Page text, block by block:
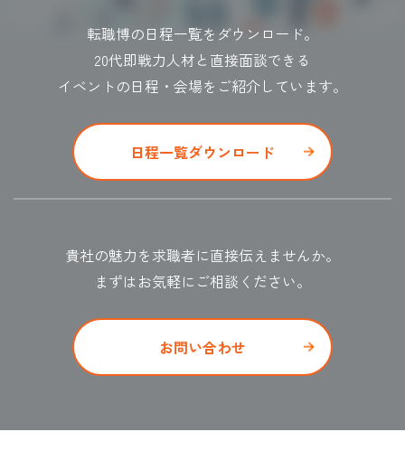
転職博の日程一覧をダウンロード。
20代即戦力人材と直接面談できる
イベントの日程・会場をご紹介しています。
日程一覧ダウンロード
貴社の魅力を求職者に直接伝えませんか。
まずはお気軽にご相談ください。
お問い合わせ